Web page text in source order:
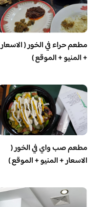
مطعم حراء في الخور ( الاسعار
+ المنيو + الموقع )
مطعم صب واي في الخور (
الاسعار + المنيو + الموقع )